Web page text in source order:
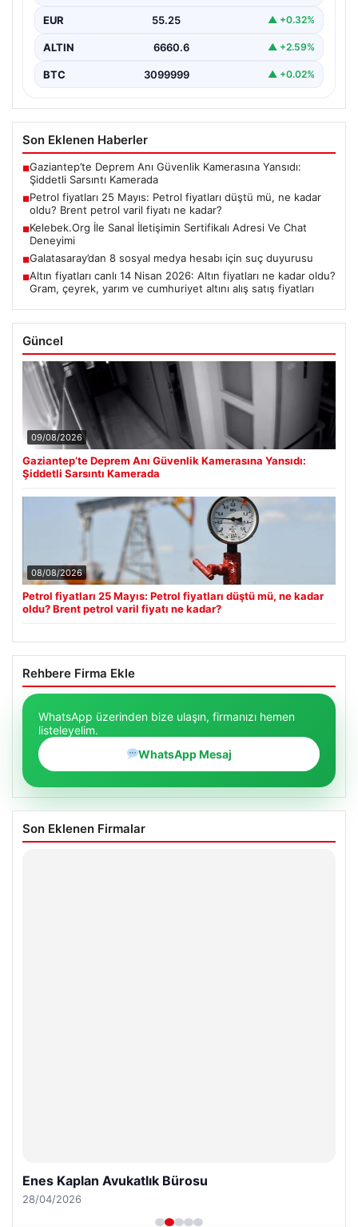
EUR 55.25 ▲ +0.32%
ALTIN 6660.6 ▲ +2.59%
BTC 3099999 ▲ +0.02%
Son Eklenen Haberler
■Gaziantep’te Deprem Anı Güvenlik Kamerasına Yansıdı:
Şiddetli Sarsıntı Kamerada
■Petrol fiyatları 25 Mayıs: Petrol fiyatları düştü mü, ne kadar
oldu? Brent petrol varil fiyatı ne kadar?
■Kelebek.Org İle Sanal İletişimin Sertifikalı Adresi Ve Chat
Deneyimi
■Galatasaray’dan 8 sosyal medya hesabı için suç duyurusu
■Altın fiyatları canlı 14 Nisan 2026: Altın fiyatları ne kadar oldu?
Gram, çeyrek, yarım ve cumhuriyet altını alış satış fiyatları
Güncel
09/08/2026
Gaziantep’te Deprem Anı Güvenlik Kamerasına Yansıdı:
Şiddetli Sarsıntı Kamerada
08/08/2026
Petrol fiyatları 25 Mayıs: Petrol fiyatları düştü mü, ne kadar
oldu? Brent petrol varil fiyatı ne kadar?
Rehbere Firma Ekle
WhatsApp üzerinden bize ulaşın, firmanızı hemen
listeleyelim.
WhatsApp Mesaj
Son Eklenen Firmalar
Enes Kaplan Avukatlık Bürosu
28/04/2026